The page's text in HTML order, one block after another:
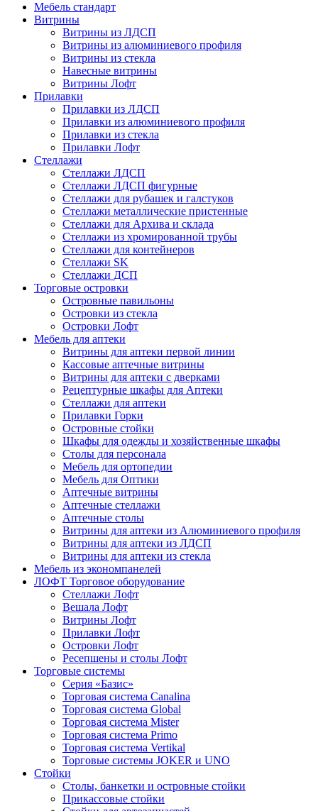
Мебель стандарт
Витрины
Витрины из ЛДСП
Витрины из алюминиевого профиля
Витрины из стекла
Навесные витрины
Витрины Лофт
Прилавки
Прилавки из ЛДСП
Прилавки из алюминиевого профиля
Прилавки из стекла
Прилавки Лофт
Стеллажи
Стеллажи ЛДСП
Стеллажи ЛДСП фигурные
Стеллажи для рубашек и галстуков
Стеллажи металлические пристенные
Стеллажи для Архива и склада
Стеллажи из хромированной трубы
Стеллажи для контейнеров
Стеллажи SK
Стеллажи ДСП
Торговые островки
Островные павильоны
Островки из стекла
Островки Лофт
Мебель для аптеки
Витрины для аптеки первой линии
Кассовые аптечные витрины
Витрины для аптеки с дверками
Рецептурные шкафы для Аптеки
Стеллажи для аптеки
Прилавки Горки
Островные стойки
Шкафы для одежды и хозяйственные шкафы
Столы для персонала
Мебель для ортопедии
Мебель для Оптики
Аптечные витрины
Аптечные стеллажи
Аптечные столы
Витрины для аптеки из Алюминиевого профиля
Витрины для аптеки из ЛДСП
Витрины для аптеки из стекла
Мебель из экономпанелей
ЛОФТ Торговое оборудование
Стеллажи Лофт
Вешала Лофт
Витрины Лофт
Прилавки Лофт
Островки Лофт
Ресепшены и столы Лофт
Торговые системы
Серия «Базис»
Торговая система Canalina
Торговая система Global
Торговая система Mister
Торговая система Primo
Торговая система Vertikal
Торговые системы JOKER и UNO
Стойки
Столы, банкетки и островные стойки
Прикассовые стойки